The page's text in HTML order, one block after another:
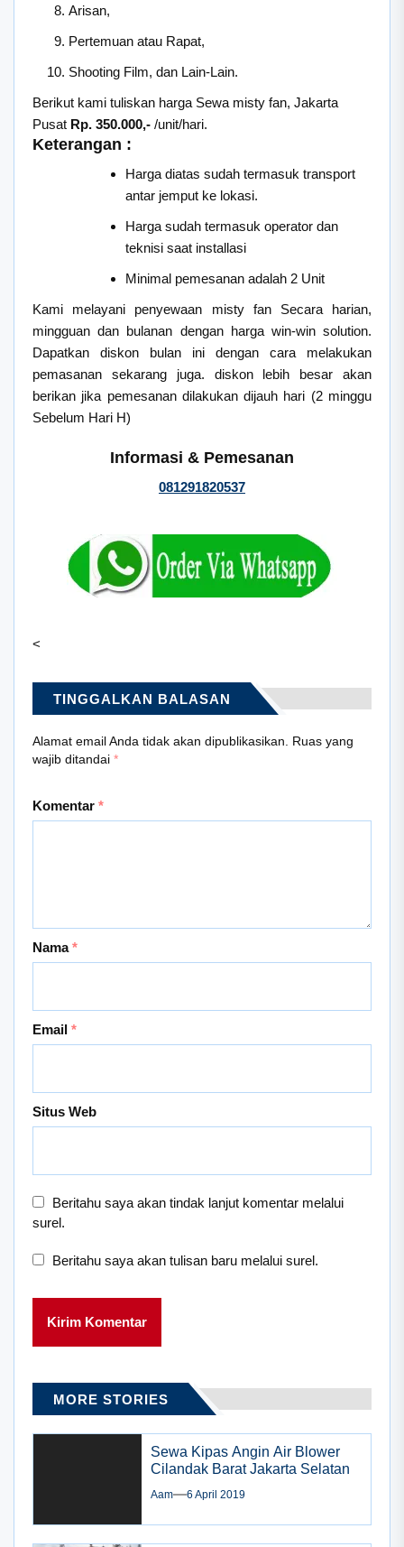
Arisan,
Pertemuan atau Rapat,
Shooting Film, dan Lain-Lain.
Berikut kami tuliskan harga Sewa misty fan, Jakarta
Pusat Rp. 350.000,- /unit/hari.
Keterangan :
Harga diatas sudah termasuk transport
antar jemput ke lokasi.
Harga sudah termasuk operator dan
teknisi saat installasi
Minimal pemesanan adalah 2 Unit
Kami melayani penyewaan misty fan Secara harian,
mingguan dan bulanan dengan harga win-win solution.
Dapatkan diskon bulan ini dengan cara melakukan
pemasanan sekarang juga. diskon lebih besar akan
berikan jika pemesanan dilakukan dijauh hari (2 minggu
Sebelum Hari H)
Informasi & Pemesanan
081291820537
<
TINGGALKAN BALASAN
Alamat email Anda tidak akan dipublikasikan. Ruas yang
wajib ditandai *
Komentar *
Nama*
Email *
Situs Web
Beritahu saya akan tindak lanjut komentar melalui
surel.
Beritahu saya akan tulisan baru melalui surel.
MORE STORIES
Sewa Kipas Angin Air Blower
Cilandak Barat Jakarta Selatan
Aam 6 April 2019